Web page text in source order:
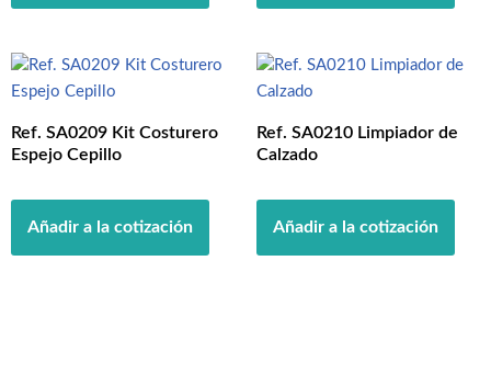
Ref. SA0209 Kit Costurero
Espejo Cepillo
Añadir a la cotización
Ref. SA0210 Limpiador de
Calzado
Añadir a la cotización